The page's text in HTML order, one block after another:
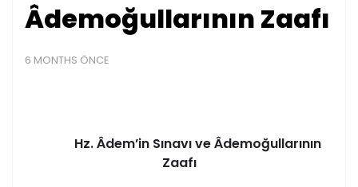
Âdemoğullarının Zaafı
6 MONTHS ÖNCE
Hz. Âdem’in Sınavı ve Âdemoğullarının
Zaafı